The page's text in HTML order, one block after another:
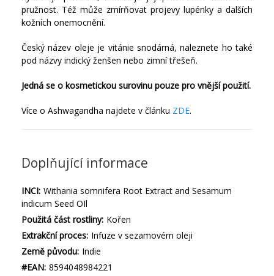
pružnost. Též může zmírňovat projevy lupénky a dalších
kožních onemocnění.
Český název oleje je vitánie snodárná, naleznete ho také
pod názvy indický ženšen nebo zimní třešeň.
Jedná se o kosmetickou surovinu pouze pro vnější použití.
Více o Ashwagandha najdete v článku ZDE.
Doplňující informace
INCI: Withania somnifera Root Extract and Sesamum
indicum Seed OIl
Použitá část rostliny: Kořen
Extrakční proces: Infuze v sezamovém oleji
Země původu: Indie
#EAN: 8594048984221